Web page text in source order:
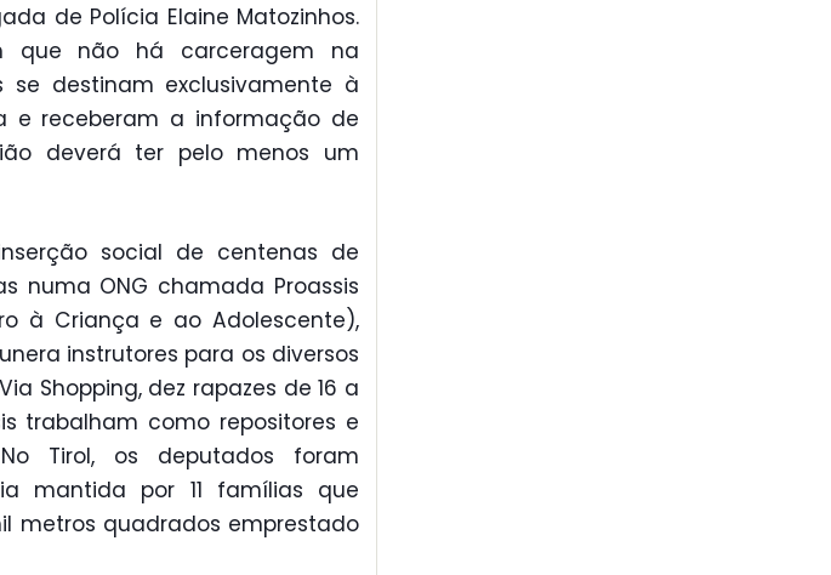
de Polícia Elaine Matozinhos.
que não há carceragem na
se destinam exclusivamente à
e receberam a informação de
deverá ter pelo menos um
social de centenas de
numa ONG chamada Proassis
à Criança e ao Adolescente),
instrutores para os diversos
Shopping, dez rapazes de 16 a
trabalham como repositores e
Tirol, os deputados foram
mantida por 11 famílias que
metros quadrados emprestado